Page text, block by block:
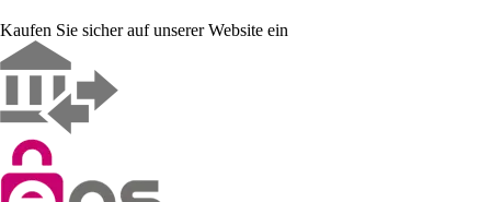
Kaufen Sie sicher auf unserer Website ein